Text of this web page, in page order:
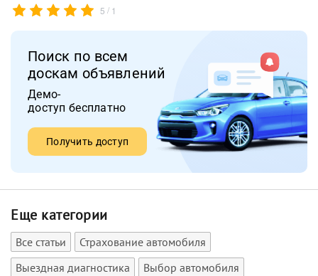
5 / 1
Поиск по всем
доскам объявлений
Демо-
доступ бесплатно
Получить доступ
Еще категории
Все статьи
Страхование автомобиля
Выездная диагностика
Выбор автомобиля